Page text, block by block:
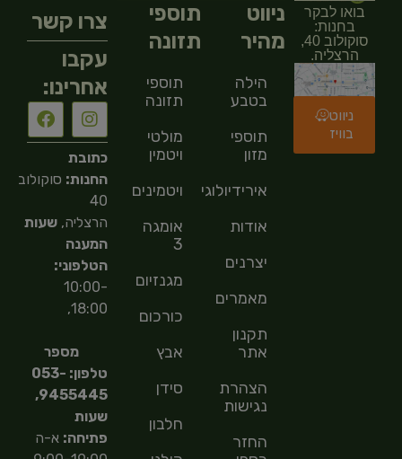
בואו לבקר
בחנות:
סוקולוב 40,
הרצליה.
ניווט
בוויז
ניווט
מהיר
הילה
בטבע
תוספי
מזון
אירידיולוגיה
אודות
יצרנים
מאמרים
תקנון
אתר
הצהרת
נגישות
החזר
תוספי
תזונה
תוספי
תזונה
מולטי
ויטמין
ויטמינים
אומגה
3
מגנזיום
כורכום
אבץ
סידן
חלבון
צרו קשר
עקבו
אחרינו:
כתובת
החנות: סוקולוב
40
הרצליה,שעות
המענה
הטלפוני:
10:00-
18:00,
מספר
טלפון: 053-
9455445,
שעות
פתיחה: א-ה